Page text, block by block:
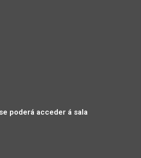
poderá acceder á sala